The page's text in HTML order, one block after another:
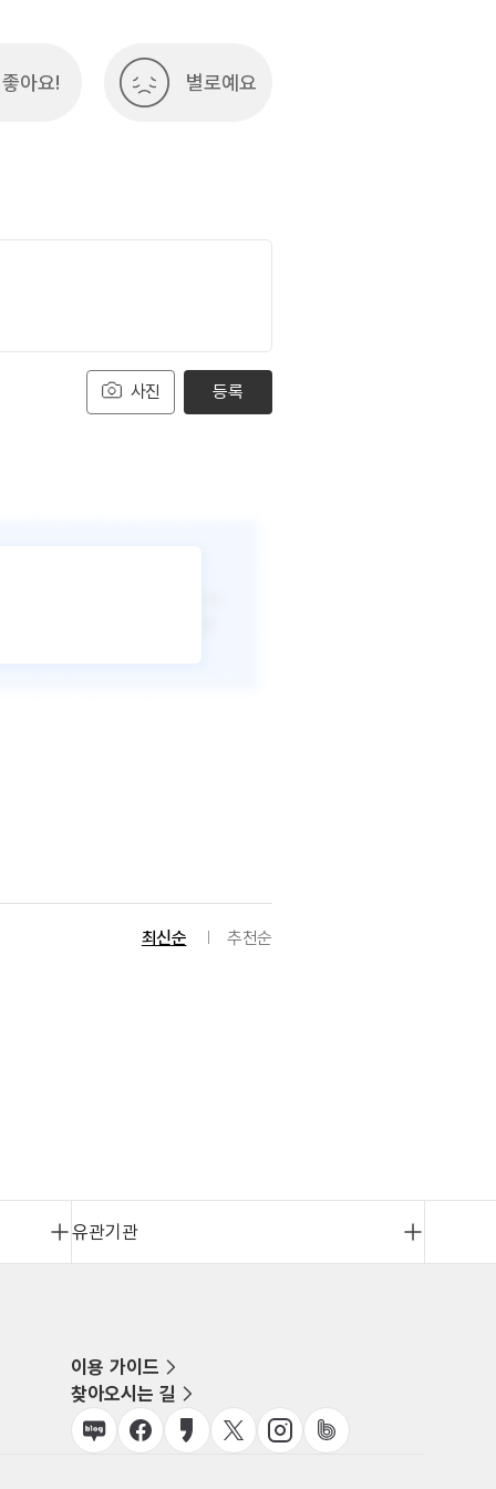
좋아요! 별로예요
사진 등록
최신순 추천순
유관기관
이용 가이드
찾아오시는 길